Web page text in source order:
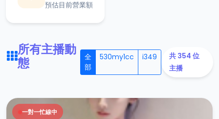
預估目前營業額
所有主播動
態
全
部
530my1cc i349
共 354 位
主播
一對一忙線中